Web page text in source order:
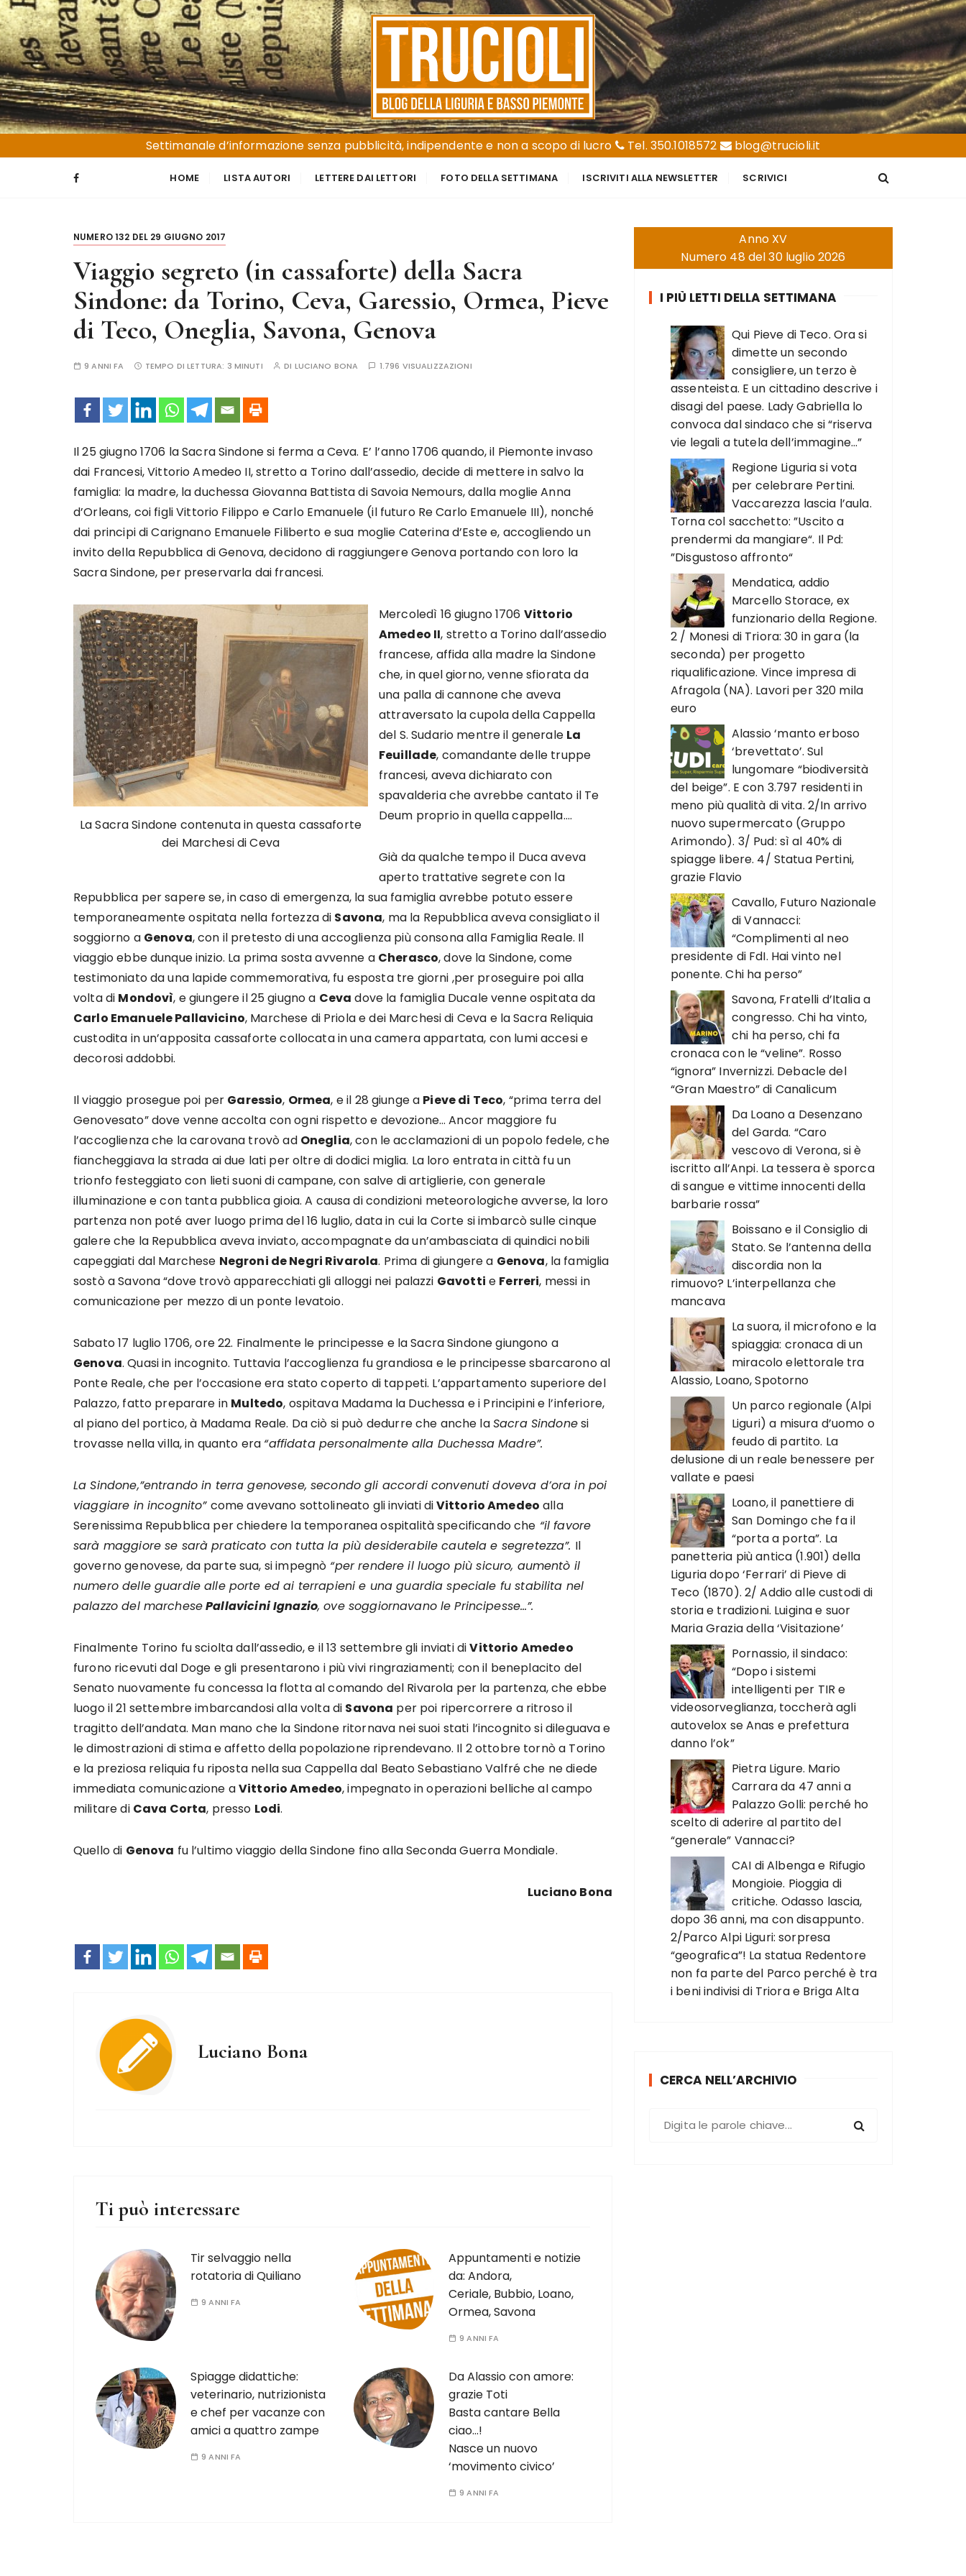
S
a
l
t
a
a
l
c
Trucioli
Liguria e Basso Piemonte
Settimanale d’informazione senza pubblicità, indipendente e non a scopo di lucro
Tel. 350.1018572 blog@trucioli.it
HOME LISTA AUTORI LETTERE DAI LETTORI FOTO DELLA SETTIMANA ISCRIVITI ALLA NEWSLETTER SCRIVICI
NUMERO 132 DEL 29 GIUGNO 2017
Viaggio segreto (in cassaforte) della Sacra
Sindone: da Torino, Ceva, Garessio, Ormea, Pieve
di Teco, Oneglia, Savona, Genova
9 ANNI FA TEMPO DI LETTURA: 3 MINUTI DI LUCIANO BONA 1.796 VISUALIZZAZIONI
Il 25 giugno 1706 la Sacra Sindone si ferma a Ceva. E’ l’anno 1706 quando, il Piemonte invaso
dai Francesi, Vittorio Amedeo II, stretto a Torino dall’assedio, decide di mettere in salvo la
famiglia: la madre, la duchessa Giovanna Battista di Savoia Nemours, dalla moglie Anna
d’Orleans, coi figli Vittorio Filippo e Carlo Emanuele (il futuro Re Carlo Emanuele III), nonché
dai principi di Carignano Emanuele Filiberto e sua moglie Caterina d’Este e, accogliendo un
invito della Repubblica di Genova, decidono di raggiungere Genova portando con loro la
Sacra Sindone, per preservarla dai francesi.
La Sacra Sindone contenuta in questa cassaforte
dei Marchesi di Ceva
Mercoledì 16 giugno 1706 Vittorio
Amedeo II, stretto a Torino dall’assedio
francese, affida alla madre la Sindone
che, in quel giorno, venne sfiorata da
una palla di cannone che aveva
attraversato la cupola della Cappella
del S. Sudario mentre il generale La
Feuillade, comandante delle truppe
francesi, aveva dichiarato con
spavalderia che avrebbe cantato il Te
Deum proprio in quella cappella….
Già da qualche tempo il Duca aveva
aperto trattative segrete con la
Repubblica per sapere se, in caso di emergenza, la sua famiglia avrebbe potuto essere
temporaneamente ospitata nella fortezza di Savona, ma la Repubblica aveva consigliato il
soggiorno a Genova, con il pretesto di una accoglienza più consona alla Famiglia Reale. Il
viaggio ebbe dunque inizio. La prima sosta avvenne a Cherasco, dove la Sindone, come
testimoniato da una lapide commemorativa, fu esposta tre giorni ,per proseguire poi alla
volta di Mondovì, e giungere il 25 giugno a Ceva dove la famiglia Ducale venne ospitata da
Carlo Emanuele Pallavicino, Marchese di Priola e dei Marchesi di Ceva e la Sacra Reliquia
custodita in un’apposita cassaforte collocata in una camera appartata, con lumi accesi e
decorosi addobbi.
Il viaggio prosegue poi per Garessio, Ormea, e il 28 giunge a Pieve di Teco, “prima terra del
Genovesato” dove venne accolta con ogni rispetto e devozione… Ancor maggiore fu
l’accoglienza che la carovana trovò ad Oneglia, con le acclamazioni di un popolo fedele, che
fiancheggiava la strada ai due lati per oltre di dodici miglia. La loro entrata in città fu un
trionfo festeggiato con lieti suoni di campane, con salve di artiglierie, con generale
illuminazione e con tanta pubblica gioia. A causa di condizioni meteorologiche avverse, la loro
partenza non poté aver luogo prima del 16 luglio, data in cui la Corte si imbarcò sulle cinque
galere che la Repubblica aveva inviato, accompagnate da un’ambasciata di quindici nobili
capeggiati dal Marchese Negroni de Negri Rivarola. Prima di giungere a Genova, la famiglia
sostò a Savona “dove trovò apparecchiati gli alloggi nei palazzi Gavotti e Ferreri, messi in
comunicazione per mezzo di un ponte levatoio.
Sabato 17 luglio 1706, ore 22. Finalmente le principesse e la Sacra Sindone giungono a
Genova. Quasi in incognito. Tuttavia l’accoglienza fu grandiosa e le principesse sbarcarono al
Ponte Reale, che per l’occasione era stato coperto di tappeti. L’appartamento superiore del
Palazzo, fatto preparare in Multedo, ospitava Madama la Duchessa e i Principini e l’inferiore,
al piano del portico, à Madama Reale. Da ciò si può dedurre che anche laSacra Sindonesi
trovasse nella villa, in quanto era “affidata personalmente alla Duchessa Madre”.
La Sindone,”entrando in terra genovese, secondo gli accordi convenuti doveva d’ora in poi
viaggiare in incognito” come avevano sottolineato gli inviati diVittorio Amedeo alla
Serenissima Repubblica per chiedere la temporanea ospitalità specificando che “il favore
sarà maggiore se sarà praticato con tutta la più desiderabile cautela e segretezza”. Il
governo genovese, da parte sua, si impegnò “per rendere il luogo più sicuro, aumentò il
numero delle guardie alle porte ed ai terrapieni e una guardia speciale fu stabilita nel
palazzo del marchesePallavicini Ignazio, ove soggiornavano le Principesse…”.
Finalmente Torino fu sciolta dall’assedio, e il 13 settembre gli inviati diVittorio Amedeo
furono ricevuti dal Doge e gli presentarono i più vivi ringraziamenti; con il beneplacito del
Senato nuovamente fu concessa la flotta al comando del Rivarola per la partenza, che ebbe
luogo il 21 settembre imbarcandosi alla volta di Savona per poi ripercorrere a ritroso il
tragitto dell’andata. Man mano che la Sindone ritornava nei suoi stati l’incognito si dileguava e
le dimostrazioni di stima e affetto della popolazione riprendevano. Il 2 ottobre tornò a Torino
e la preziosa reliquia fu riposta nella sua Cappella dal Beato Sebastiano Valfré che ne diede
immediata comunicazione aVittorio Amedeo, impegnato in operazioni belliche al campo
militare di Cava Corta, presso Lodi.
Quello di Genova fu l’ultimo viaggio della Sindone fino alla Seconda Guerra Mondiale.
Luciano Bona
Luciano Bona
Ti può interessare
Tir selvaggio nella
rotatoria di Quiliano
9 ANNI FA
Appuntamenti e notizie
da: Andora,
Ceriale, Bubbio, Loano,
Ormea, Savona
9 ANNI FA
Spiagge didattiche:
veterinario, nutrizionista
e chef per vacanze con
amici a quattro zampe
9 ANNI FA
Da Alassio con amore:
grazie Toti
Basta cantare Bella
ciao…!
Nasce un nuovo
‘movimento civico’
9 ANNI FA
Anno XV
Numero 48 del 30 luglio 2026
I PIÙ LETTI DELLA SETTIMANA
Qui Pieve di Teco. Ora si
dimette un secondo
consigliere, un terzo è
assenteista. E un cittadino descrive i
disagi del paese. Lady Gabriella lo
convoca dal sindaco che si “riserva
vie legali a tutela dell’immagine…”
Regione Liguria si vota
per celebrare Pertini.
Vaccarezza lascia l’aula.
Torna col sacchetto: ”Uscito a
prendermi da mangiare“. Il Pd:
”Disgustoso affronto“
Mendatica, addio
Marcello Storace, ex
funzionario della Regione.
2 / Monesi di Triora: 30 in gara (la
seconda) per progetto
riqualificazione. Vince impresa di
Afragola (NA). Lavori per 320 mila
euro
Alassio ‘manto erboso
‘brevettato’. Sul
lungomare “biodiversità
del beige”. E con 3.797 residenti in
meno più qualità di vita. 2/In arrivo
nuovo supermercato (Gruppo
Arimondo). 3/ Pud: sì al 40% di
spiagge libere. 4/ Statua Pertini,
grazie Flavio
Cavallo, Futuro Nazionale
di Vannacci:
“Complimenti al neo
presidente di FdI. Hai vinto nel
ponente. Chi ha perso”
Savona, Fratelli d’Italia a
congresso. Chi ha vinto,
chi ha perso, chi fa
cronaca con le “veline”. Rosso
“ignora” Invernizzi. Debacle del
“Gran Maestro” di Canalicum
Da Loano a Desenzano
del Garda. “Caro
vescovo di Verona, si è
iscritto all’Anpi. La tessera è sporca
di sangue e vittime innocenti della
barbarie rossa”
Boissano e il Consiglio di
Stato. Se l’antenna della
discordia non la
rimuovo? L’interpellanza che
mancava
La suora, il microfono e la
spiaggia: cronaca di un
miracolo elettorale tra
Alassio, Loano, Spotorno
Un parco regionale (Alpi
Liguri) a misura d’uomo o
feudo di partito. La
delusione di un reale benessere per
vallate e paesi
Loano, il panettiere di
San Domingo che fa il
“porta a porta”. La
panetteria più antica (1.901) della
Liguria dopo ‘Ferrari’ di Pieve di
Teco (1870). 2/ Addio alle custodi di
storia e tradizioni. Luigina e suor
Maria Grazia della ‘Visitazione’
Pornassio, il sindaco:
“Dopo i sistemi
intelligenti per TIR e
videosorveglianza, toccherà agli
autovelox se Anas e prefettura
danno l’ok”
Pietra Ligure. Mario
Carrara da 47 anni a
Palazzo Golli: perché ho
scelto di aderire al partito del
“generale” Vannacci?
CAI di Albenga e Rifugio
Mongioie. Pioggia di
critiche. Odasso lascia,
dopo 36 anni, ma con disappunto.
2/Parco Alpi Liguri: sorpresa
“geografica”! La statua Redentore
non fa parte del Parco perché è tra
i beni indivisi di Triora e Briga Alta
CERCA NELL’ARCHIVIO